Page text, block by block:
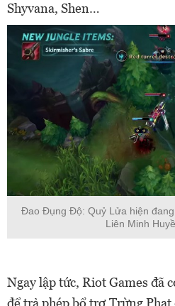
Shyvana, Shen…
Đao Đụng Độ: Quỷ Lửa hiện
Liên Minh
Ngay lập tức, Riot Games đã
để trả phép bổ trợ Trừng